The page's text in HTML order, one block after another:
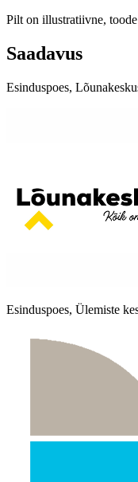
Pilt on illustratiivne,
Saadavus
Esinduspoes,
Esinduspoes, Ülemiste